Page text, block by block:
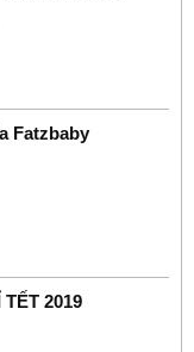
Fatzbaby
2019